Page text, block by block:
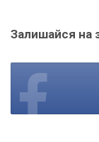
Залишайся на